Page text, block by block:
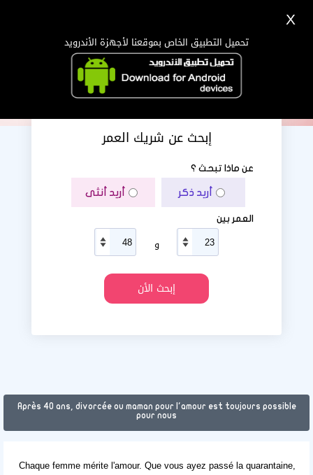
إبحث عن شريك العمر
عن ماذا تبحث ؟
أريد ذكر أريد أنثى
العمر بين
و
Après 40 ans, divorcée ou maman pour l'amour est toujours possible
pour nous
Chaque femme mérite l'amour. Que vous ayez passé la quarantaine,
X
تحميل التطبيق الخاص بموقعنا لأجهزة الأندرويد